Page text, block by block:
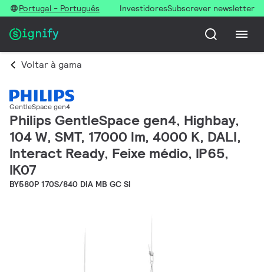
Portugal - Português InvestidoresSubscrever newsletter
Voltar à gama
GentleSpace gen4
Philips GentleSpace gen4, Highbay,
104 W, SMT, 17000 lm, 4000 K, DALI,
Interact Ready, Feixe médio, IP65,
IK07
BY580P 170S/840 DIA MB GC SI